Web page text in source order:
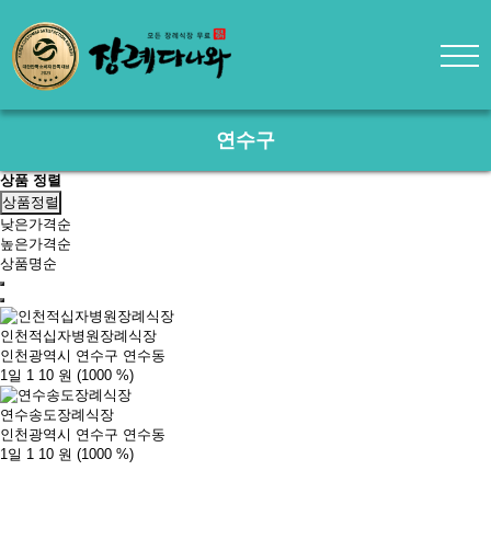
연수구
상품 정렬
상품정렬
낮은가격순
높은가격순
상품명순
인천적십자병원장례식장
인천광역시 연수구 연수동
1일 1 10 원 (1000 %)
연수송도장례식장
인천광역시 연수구 연수동
1일 1 10 원 (1000 %)